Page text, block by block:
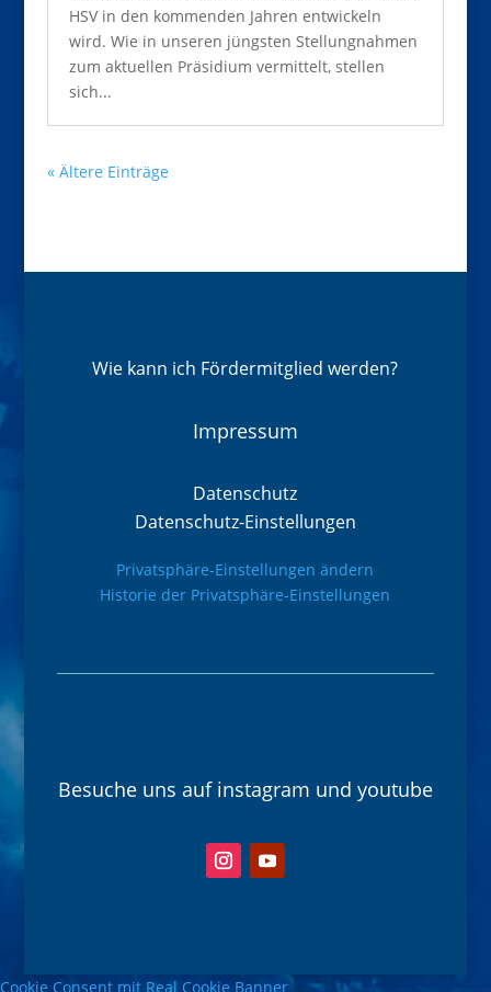
HSV in den kommenden Jahren entwickeln
wird. Wie in unseren jüngsten Stellungnahmen
zum aktuellen Präsidium vermittelt, stellen
sich...
« Ältere Einträge
Wie kann ich Fördermitglied werden?
Impressum
Datenschutz
Datenschutz-Einstellungen
Privatsphäre-Einstellungen ändern
Historie der Privatsphäre-Einstellungen
Besuche uns auf instagram und youtube
Cookie Consent mit Real Cookie Banner